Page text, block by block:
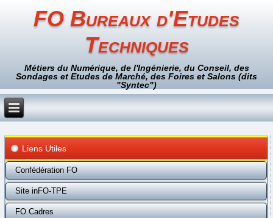
FO Bureaux d'Etudes
Techniques
Métiers du Numérique, de l'Ingénierie, du Conseil, des
Sondages et Etudes de Marché, des Foires et Salons (dits
"Syntec")
Liens Utiles
Confédération FO
Site inFO-TPE
FO Cadres